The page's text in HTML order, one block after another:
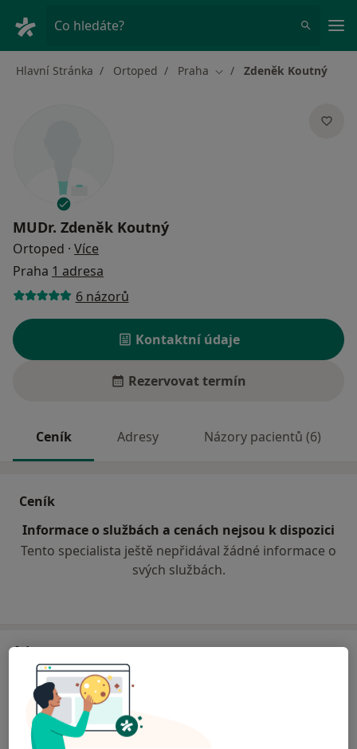
Co hledáte?
Hlavní Stránka Ortoped Praha Změna města
Zdeněk Koutný
MUDr. Zdeněk Koutný
Ortoped · Více
Praha 1 adresa
6 názorů
Kontaktní údaje
Rezervovat termín
Ceník Adresy Názory pacientů (6)
Ceník
Informace o službách a cenách nejsou k dispozici
Tento specialista ještě nepřidával žádné informace o
svých službách.
Adresa
Ortopedická a rehabilitační ordinace
Roztylské náměstí 35/393,